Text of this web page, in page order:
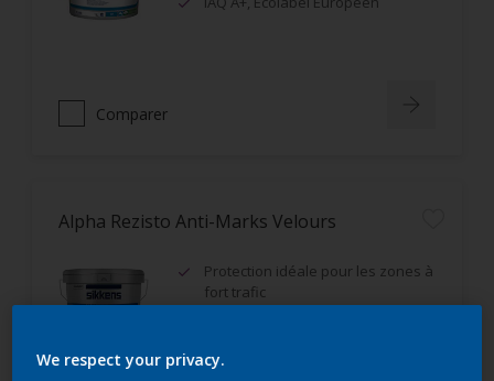
Comparer
Alpha Rezisto Anti-Marks Velours
Protection idéale pour les zones à
fort trafic
Très bon rendement
We respect your privacy.